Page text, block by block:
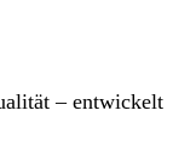
– entwickelt